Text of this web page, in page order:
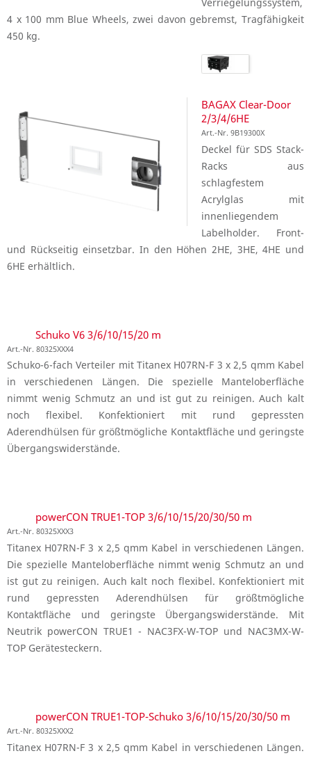
4 x 100 mm Blue Wheels, zwei davon gebremst, Tragfähigkeit
450 kg.
BAGAX Clear-Door
2/3/4/6HE
Art.-Nr. 9B19300X
Deckel für SDS Stack-
Racks aus
schlagfestem
Acrylglas mit
innenliegendem
Labelholder. Front-
und Rückseitig einsetzbar. In den Höhen 2HE, 3HE, 4HE und
6HE erhältlich.
Schuko V6 3/6/10/15/20 m
Art.-Nr. 80325XXX4
Schuko-6-fach Verteiler mit Titanex H07RN-F 3 x 2,5 qmm Kabel
in verschiedenen Längen. Die spezielle Manteloberfläche
nimmt wenig Schmutz an und ist gut zu reinigen. Auch kalt
noch flexibel. Konfektioniert mit rund gepressten
Aderendhülsen für größtmögliche Kontaktfläche und geringste
Übergangswiderstände.
powerCON TRUE1-TOP 3/6/10/15/20/30/50 m
Art.-Nr. 80325XXX3
Titanex H07RN-F 3 x 2,5 qmm Kabel in verschiedenen Längen.
Die spezielle Manteloberfläche nimmt wenig Schmutz an und
ist gut zu reinigen. Auch kalt noch flexibel. Konfektioniert mit
rund gepressten Aderendhülsen für größtmögliche
Kontaktfläche und geringste Übergangswiderstände. Mit
Neutrik powerCON TRUE1 - NAC3FX-W-TOP und NAC3MX-W-
TOP Gerätesteckern.
powerCON TRUE1-TOP-Schuko 3/6/10/15/20/30/50 m
Art.-Nr. 80325XXX2
Titanex H07RN-F 3 x 2,5 qmm Kabel in verschiedenen Längen.